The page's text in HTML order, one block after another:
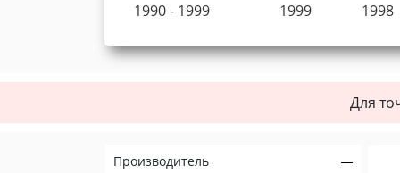
1990 - 1999
1999 1998
Для
Производитель